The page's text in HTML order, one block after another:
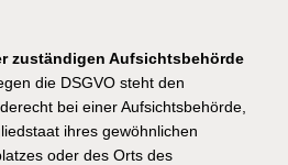
zuständigen Aufsichtsbehörde
die DSGVO steht den
bei einer Aufsichtsbehörde,
ihres gewöhnlichen
oder des Orts des